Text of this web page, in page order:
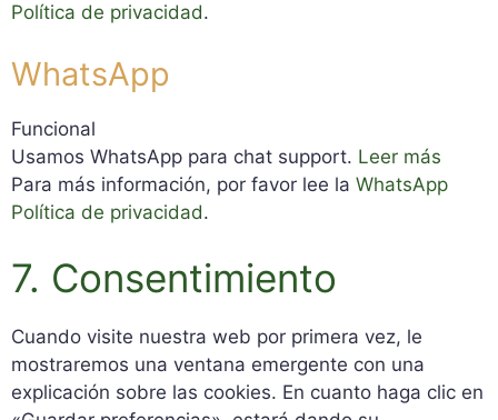
Política de privacidad.
WhatsApp
Funcional
Usamos WhatsApp para chat support. Leer más
Para más información, por favor lee la WhatsApp
Política de privacidad.
7. Consentimiento
Cuando visite nuestra web por primera vez, le
mostraremos una ventana emergente con una
explicación sobre las cookies. En cuanto haga clic en